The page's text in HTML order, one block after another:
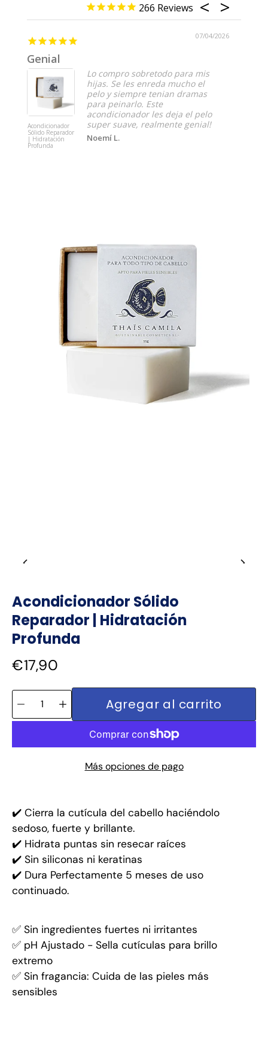
266
07/04/2026
Genial
Acondicionador
Sólido Reparador
| Hidratación
Profunda
Lo compro sobretodo para mis
hijas. Se les enreda mucho el
pelo y siempre tenian dramas
para peinarlo. Este
acondicionador les deja el pelo
super suave, realmente genial!
Noemí L.
Acondicionador Sólido
Reparador | Hidratación
Profunda
€17,90
Seleccionar variante
Selector de
Agregar al carrito
Más opciones de pago
✔️ Cierra la cutícula del cabello haciéndolo
sedoso, fuerte y brillante.
✔️ Hidrata puntas sin resecar raíces
✔️ Sin siliconas ni keratinas
✔️ Dura Perfectamente 5 meses de uso
continuado.
✅ Sin ingredientes fuertes ni irritantes
✅ pH Ajustado - Sella cutículas para brillo
extremo
✅ Sin fragancia: Cuida de las pieles más
sensibles